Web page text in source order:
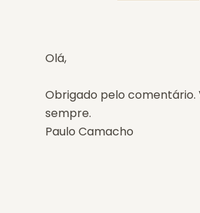
Olá,
Obrigado pelo comentário.
sempre.
Paulo Camacho